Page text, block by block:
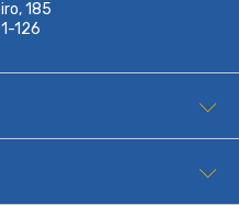
185
126